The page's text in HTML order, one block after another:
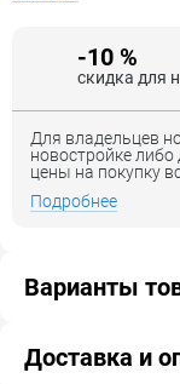
-10 %
скидка для
Для владельцев
новостройке
цены на покупку
Подробнее
Варианты
Доставка и